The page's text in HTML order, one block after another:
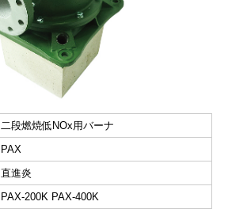
二段燃焼低NOx用バーナ
PAX
直進炎
PAX-200K PAX-400K